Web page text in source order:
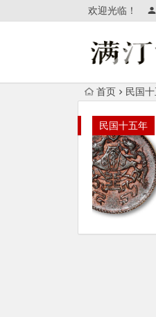
欢迎光临！
首页 民国
民国十五年